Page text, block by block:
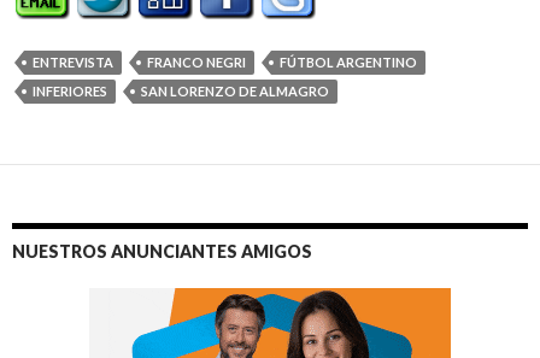
ENTREVISTA FRANCO NEGRI
FÚTBOL ARGENTINO
INFERIORES
SAN LORENZO DE ALMAGRO
NUESTROS ANUNCIANTES AMIGOS